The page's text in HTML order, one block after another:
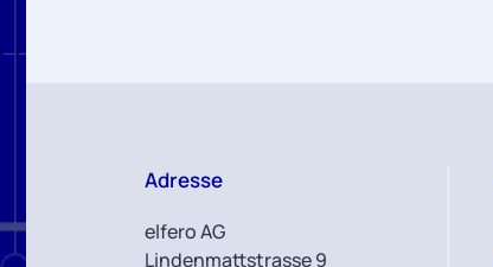
Adresse
elfero AG
Lindenmattstrasse 9